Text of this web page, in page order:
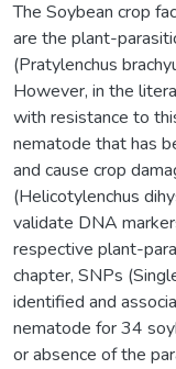
The Soybean crop
are the plant-
(Pratylenchus
However, in the
with resistance to
nematode that has
and cause crop
(Helicotylenchus
validate DNA
respective plant-
chapter, SNPs
identified and
nematode for 34
or absence of the